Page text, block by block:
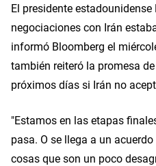
El presidente
negociaciones con Irán
informó Bloomberg el
también reiteró la promesa
próximos días si Irán no
"Estamos en las etapas
pasa. O se llega a un
cosas que son un poco